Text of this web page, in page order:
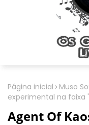
Página inicial Muso
experimental na faixa
Agent Of